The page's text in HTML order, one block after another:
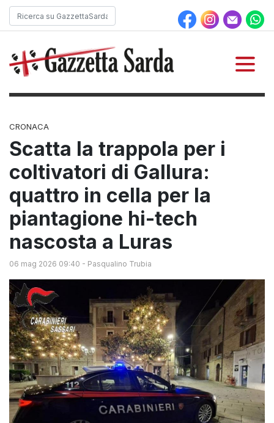
CRONACA
Scatta la trappola per i
coltivatori di Gallura:
quattro in cella per la
piantagione hi-tech
nascosta a Luras
06 mag 2026 09:40 - Pasqualino Trubia